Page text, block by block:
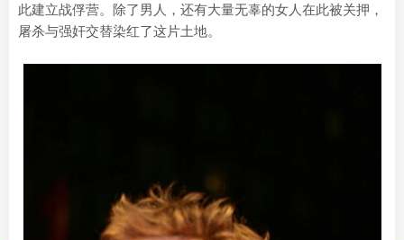
此建立战俘营。除了男人，还有大量无辜的女人在此被关押，
屠杀与强奸交替染红了这片土地。